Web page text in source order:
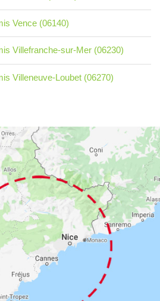
Vence (06140)
Villefranche-sur-Mer (06230)
Villeneuve-Loubet (06270)